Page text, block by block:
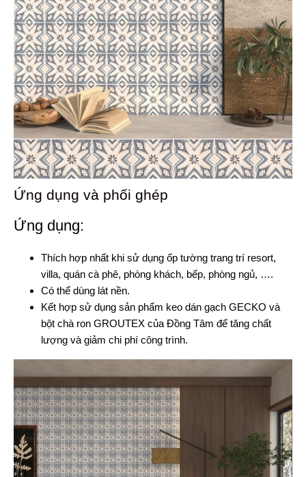
Ứng dụng và phối ghép
Ứng dụng:
Thích hợp nhất khi sử dụng ốp tường trang trí resort,
villa, quán cà phê, phòng khách, bếp, phòng ngủ, ….
Có thể dùng lát nền.
Kết hợp sử dụng sản phẩm keo dán gạch GECKO và
bột chà ron GROUTEX của Đồng Tâm để tăng chất
lượng và giảm chi phí công trình.